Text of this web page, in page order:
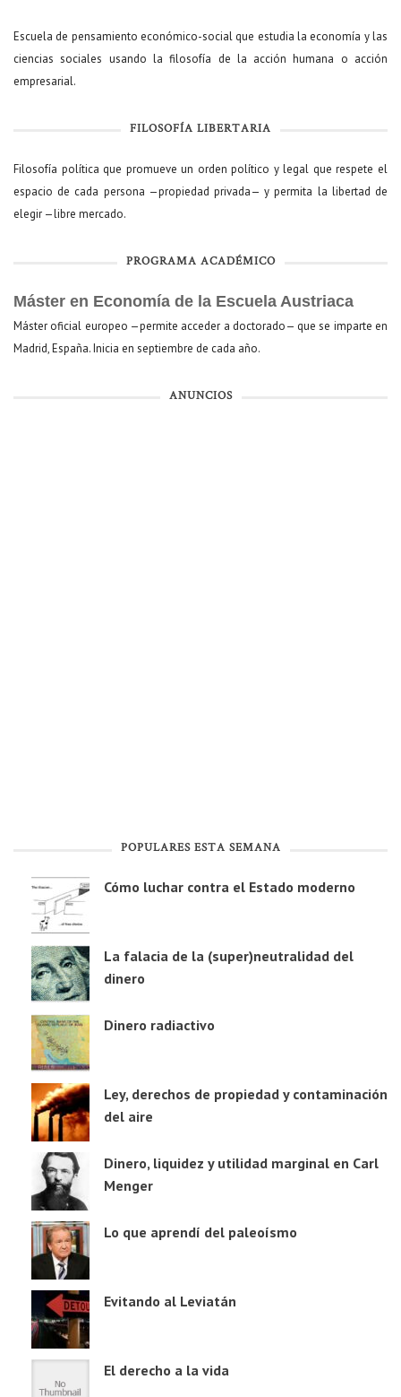
Escuela de pensamiento económico-social que estudia la economía y las
ciencias sociales usando la filosofía de la acción humana o acción
empresarial.
FILOSOFÍA LIBERTARIA
Filosofía política que promueve un orden político y legal que respete el
espacio de cada persona —propiedad privada— y permita la libertad de
elegir —libre mercado.
PROGRAMA ACADÉMICO
Máster en Economía de la Escuela Austriaca
Máster oficial europeo —permite acceder a doctorado— que se imparte en
Madrid, España. Inicia en septiembre de cada año.
ANUNCIOS
POPULARES ESTA SEMANA
Cómo luchar contra el Estado moderno
La falacia de la (super)neutralidad del
dinero
Dinero radiactivo
Ley, derechos de propiedad y contaminación
del aire
Dinero, liquidez y utilidad marginal en Carl
Menger
Lo que aprendí del paleoísmo
Evitando al Leviatán
El derecho a la vida